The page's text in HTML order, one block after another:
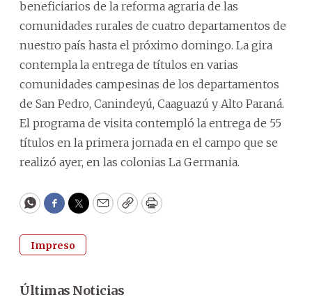
beneficiarios de la reforma agraria de las
comunidades rurales de cuatro departamentos de
nuestro país hasta el próximo domingo. La gira
contempla la entrega de títulos en varias
comunidades campesinas de los departamentos
de San Pedro, Canindeyú, Caaguazú y Alto Paraná.
El programa de visita contempló la entrega de 55
títulos en la primera jornada en el campo que se
realizó ayer, en las colonias La Germania.
WhatsApp
Facebook
Twitter
EmailCopyPrint
Impreso
Últimas Noticias